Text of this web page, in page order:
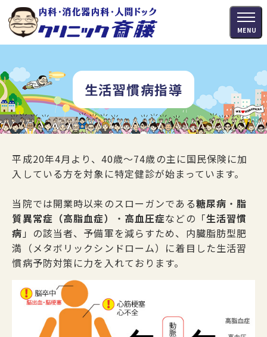
生活習慣病指導
MENU
平成20年4月より、40歳～74歳の主に国民保険に加
入している方を対象に特定健診が始まっています。
当院では開業時以来のスローガンである糖尿病 ・脂
質異常症（高脂血症）
・ 高血圧症などの「生活習慣
病 」の該当者、予備軍を減らすため、内臓脂肪型肥
満（メタボリックシンドローム）に着目した生活習
慣病予防対策に力を入れております。